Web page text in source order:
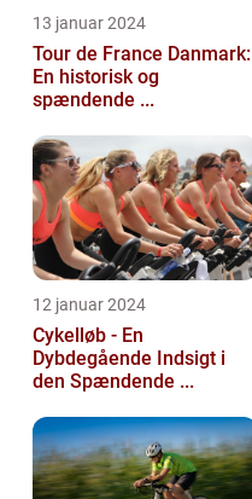
13 januar 2024
Tour de France Danmark:
En historisk og
spændende ...
12 januar 2024
Cykelløb - En
Dybdegående Indsigt i
den Spændende ...